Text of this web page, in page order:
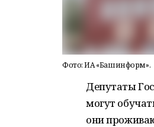
Фото: ИА «Башинформ».
Депутаты
могут
они